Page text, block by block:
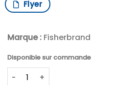
Flyer
Marque : Fisherbrand
Disponible sur commande
quantité de X5 BURETTE